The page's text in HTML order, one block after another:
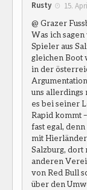
Rusty 15.
@ Grazer
Was ich
Spieler aus
gleichen Boot
in der
uns allerdings
es bei seiner
Rapid kommt
fast egal,
mit
Salzburg, dort
anderen
von Red Bull
über den